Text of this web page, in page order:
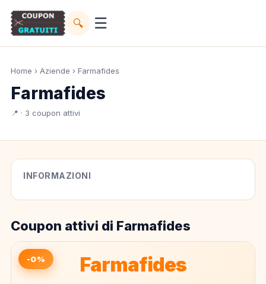
🔍 ☰
Home › Aziende › Farmafides
Farmafides
📍 · 3 coupon attivi
INFORMAZIONI
Coupon attivi di Farmafides
Farmafides
-0%